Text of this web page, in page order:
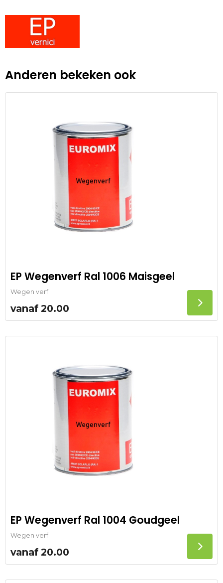
Anderen bekeken ook
EP Wegenverf Ral 1006 Maisgeel
Wegen verf
vanaf 20.00
EP Wegenverf Ral 1004 Goudgeel
Wegen verf
vanaf 20.00